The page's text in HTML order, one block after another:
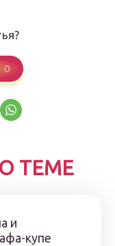
0
ТЕМЕ
и
купе